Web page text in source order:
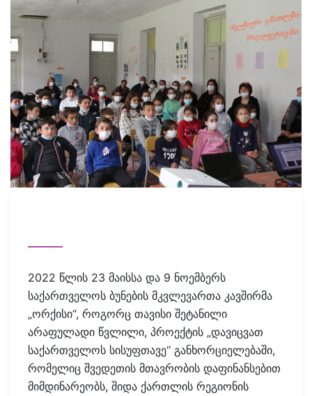
2022 წლის 23 მაისსა და 9 ნოემბერს
საქართველოს ბუნების მკვლევართა კავშირმა
„ორქისი“, როგორც თავისი შეტანილი
არაფულადი წვლილი, პროექტის „დავიცვათ
საქართველოს სისუფთავე“ განხორციელებაში,
რომელიც შვედეთის მთავრობის დაფინანსებით
მიმდინარეობს, შიდა ქართლის რეგიონის